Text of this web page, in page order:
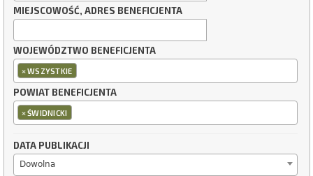
MIEJSCOWOŚĆ, ADRES BENEFICJENTA
WOJEWÓDZTWO BENEFICJENTA
×WSZYSTKIE
POWIAT BENEFICJENTA
×ŚWIDNICKI
DATA PUBLIKACJI
Dowolna